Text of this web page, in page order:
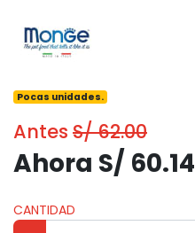
Pocas unidades.
Antes S/ 62.00
Ahora S/ 60.14
CANTIDAD